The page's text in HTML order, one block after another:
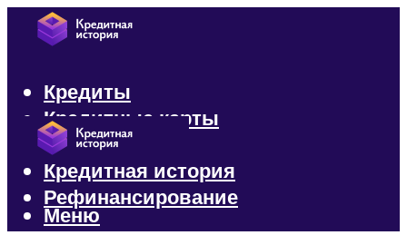
Кредиты
Кредитные карты
Микрозаймы
Кредитная история
Рефинансирование
Меню